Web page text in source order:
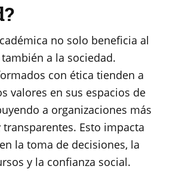
no solo beneficia al
a la sociedad.
con ética tienden a
valores en sus espacios de
a organizaciones más
Esto impacta
la toma de decisiones, la
y la confianza social.